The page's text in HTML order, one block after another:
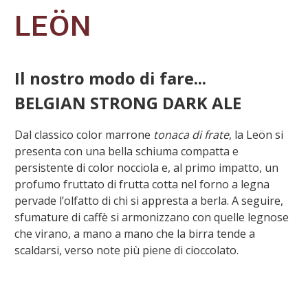
LEÖN
Il nostro modo di fare...
BELGIAN STRONG DARK ALE
Dal classico color marrone tonaca di frate, la Leön si
presenta con una bella schiuma compatta e
persistente di color nocciola e, al primo impatto, un
profumo fruttato di frutta cotta nel forno a legna
pervade l’olfatto di chi si appresta a berla. A seguire,
sfumature di caffè si armonizzano con quelle legnose
che virano, a mano a mano che la birra tende a
scaldarsi, verso note più piene di cioccolato.